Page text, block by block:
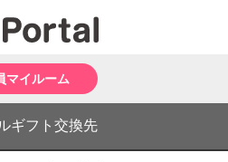
マイルーム
ギフト交換先